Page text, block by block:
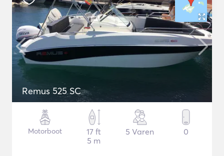
Remus 525 SC
Motorboot
17 ft
5 m
5 Varen 0